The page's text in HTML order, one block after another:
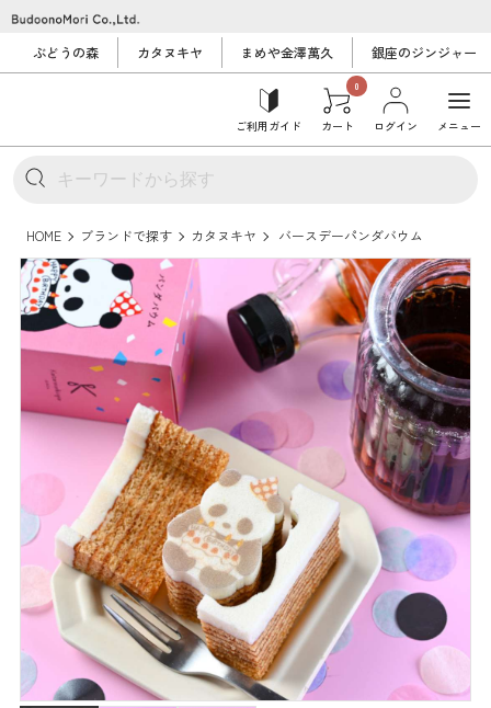
ぶどうの森 カタヌキヤ まめや金澤萬久 銀座のジンジャー
ご利用ガイド
0
カート ログイン メニュー
HOME ブランドで探す カタヌキヤ バースデーパンダバウム